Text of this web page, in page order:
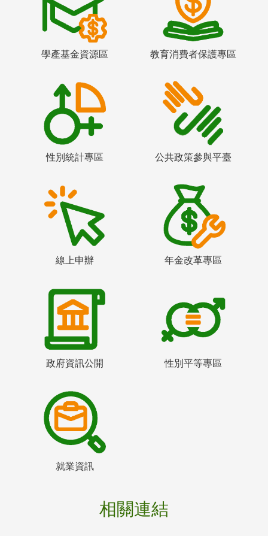
學產基金資源區 教育消費者保護專區
性別統計專區 公共政策參與平臺
線上申辦 年金改革專區
政府資訊公開 性別平等專區
就業資訊
相關連結